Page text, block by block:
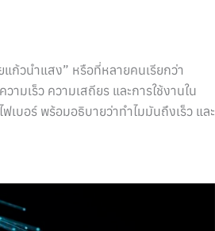
ก้วนำแสง” หรือที่หลายคนเรียกว่า
มเร็ว ความเสถียร และการใช้งานใน
บอร์ พร้อมอธิบายว่าทำไมมันถึงเร็ว และ